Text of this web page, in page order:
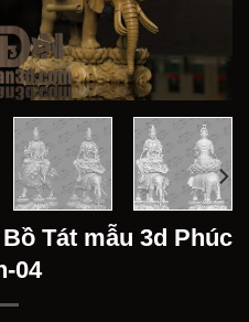
Tát mẫu 3d Phúc
04